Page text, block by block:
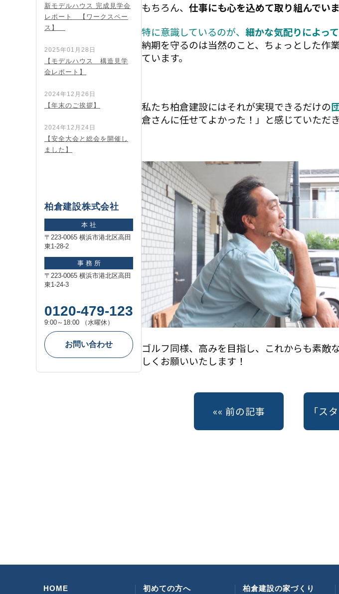
もちろん、 仕事にも心を込めて取り組んでい
特に意識しているのが、 細かな気配りによっ
納期を守るのは当然のこと、ちょっとした作
ています。
私たち柏倉建設にはそれが実現できるだけの
倉さんに任せてよかった！」と感じていただ
ゴルフ同様、高みを目指し、これからも素敵
しくお願いいたします！
«« 前の記事 「ス
新モデルハウス 完成見学会
レポート 【ワークスペー
ス】
2025年01月28日
【モデルハウス 構造見学
会レポート】
2024年12月26日
【年末のご挨拶】
2024年12月24日
【安全大会と総会を開催し
ました】
柏倉建設株式会社
本 社
〒223-0065 横浜市港北区高田
東1-28-2
事 務 所
〒223-0065 横浜市港北区高田
東1-24-3
0120-479-123
9:00～18:00 （水曜休）
お問い合わせ
HOME 初めての方へ 柏倉建設の家づくり